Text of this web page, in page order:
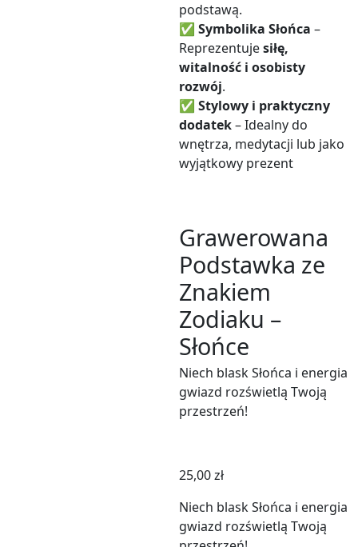
Grawerowana
Podstawka ze
Znakiem
Zodiaku –
Słońce
Niech blask Słońca i energia
gwiazd rozświetlą Twoją
przestrzeń!
25,00zł
Niech blask Słońca i energia
gwiazd rozświetlą Twoją
podstawą.
✅ Symbolika Słońca –
Reprezentujesiłę,
witalność i osobisty
rozwój.
✅ Stylowy i praktyczny
dodatek– Idealny do
wnętrza, medytacji lub jako
wyjątkowy prezent